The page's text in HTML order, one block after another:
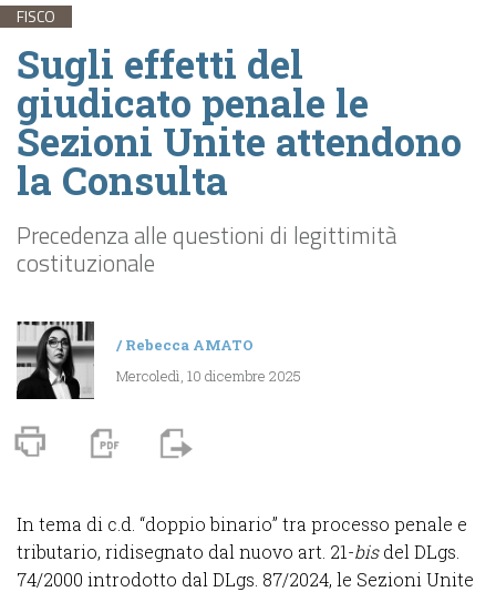
FISCO
Sugli effetti del
giudicato penale le
Sezioni Unite attendono
la Consulta
Precedenza alle questioni di legittimità
costituzionale
/Rebecca AMATO
Mercoledì, 10 dicembre 2025
In tema di c.d. “doppio binario” tra processo penale e
tributario, ridisegnato dal nuovo art. 21-bisdel DLgs.
74/2000 introdotto dal DLgs. 87/2024, le Sezioni Unite